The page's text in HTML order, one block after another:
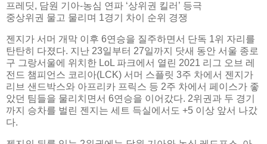
프레딧, 담원 기아-농심 연파 ‘상위권 킬러’ 등극
중상위권 물고 물리며 1경기 차이 순위 경쟁
젠지가 서머 개막 이후 6연승을 질주하면서 단독 1위 자리를
탄탄히 다졌다. 지난 23일부터 27일까지 닷새 동안 서울 종로
구 그랑서울에 위치한 LoL 파크에서 열린 2021 리그 오브 레
전드 챔피언스 코리아(LCK) 서머 스플릿 3주 차에서 젠지가
리브 샌드박스와 아프리카 프릭스 등 2주 차에서 페이스가 좋
았던 팀들을 물리치면서 6연승을 이어갔다. 2위권과 두 경기
까지 승차를 벌린 젠지는 세트 득실에서도 +5 이상 앞서 나갔
다.